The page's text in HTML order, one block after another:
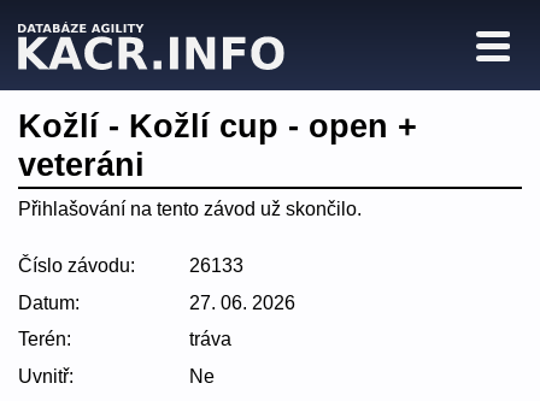
Kožlí - Kožlí cup - open +
veteráni
Přihlašování na tento závod už skončilo.
Číslo závodu:
26133
Datum:
27. 06. 2026
Terén:
tráva
Uvnitř:
Ne